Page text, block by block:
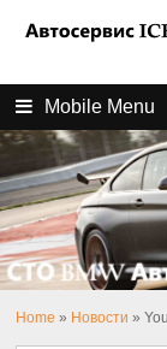
Mobile Menu
Home » Новости »